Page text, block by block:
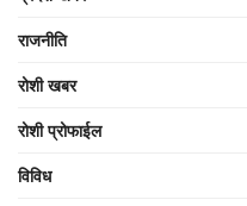
राजनीति
रोशी खबर
रोशी प्रोफाईल
विविध